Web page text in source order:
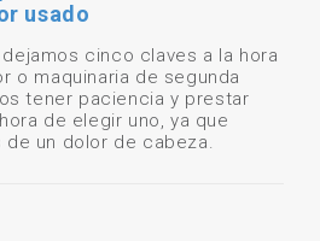
usado
cinco claves a la hora
o maquinaria de segunda
tener paciencia y prestar
de elegir uno, ya que
un dolor de cabeza.